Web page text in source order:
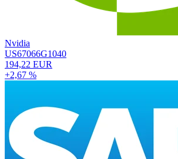
Nvidia
US67066G1040
194,22 EUR
+2,67 %